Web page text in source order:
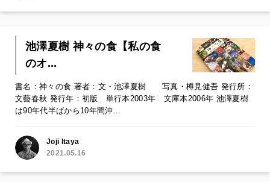
池澤夏樹 神々の食【私の食
のオ...
書名：神々の食 著者：文・池澤夏樹 写真・樽見健吾 発行所：
文藝春秋 発行年：初版 単行本2003年 文庫本2006年 池澤夏樹
は90年代半ばから10年間沖…
Joji Itaya
2021.05.16